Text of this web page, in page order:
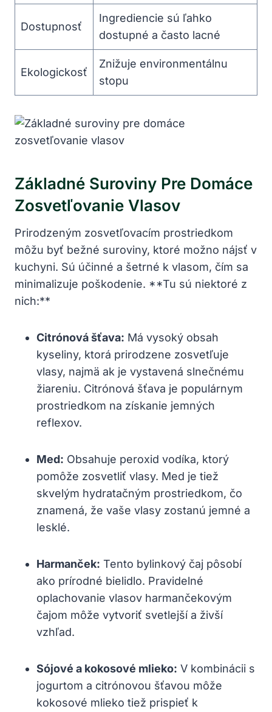
Dostupnosť
Ingrediencie sú ľahko
dostupné a často lacné
Ekologickosť
Znižuje environmentálnu
stopu
Základné Suroviny Pre Domáce
Zosvetľovanie Vlasov
Prirodzeným zosvetľovacím prostriedkom
môžu byť bežné suroviny, ktoré možno nájsť v
kuchyni. Sú účinné a šetrné k vlasom, čím sa
minimalizuje poškodenie. **Tu sú niektoré z
nich:**
Citrónová šťava: Má vysoký obsah
kyseliny, ktorá prirodzene zosvetľuje
vlasy, najmä ak je vystavená slnečnému
žiareniu. Citrónová šťava je populárnym
prostriedkom na získanie jemných
reflexov.
Med: Obsahuje peroxid vodíka, ktorý
pomôže zosvetliť vlasy. Med je tiež
skvelým hydratačným prostriedkom, čo
znamená, že vaše vlasy zostanú jemné a
lesklé.
Harmanček: Tento bylinkový čaj pôsobí
ako prírodné bielidlo. Pravidelné
oplachovanie vlasov harmančekovým
čajom môže vytvoriť svetlejší a živší
vzhľad.
Sójové a kokosové mlieko: V kombinácii s
jogurtom a citrónovou šťavou môže
kokosové mlieko tiež prispieť k